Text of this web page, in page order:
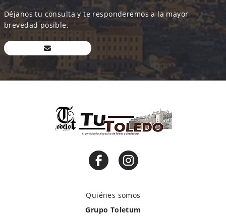
Déjanos tu consulta y te responderemos a la mayor
brevedad posible.
Quiénes somos
Grupo Toletum